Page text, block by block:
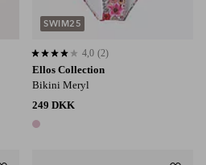
Ellos Collection
Bikini Meryl
249 DKK
1 farve
4,0 baseret på 2 bedømmelser
4,0 (2)
SWIM25